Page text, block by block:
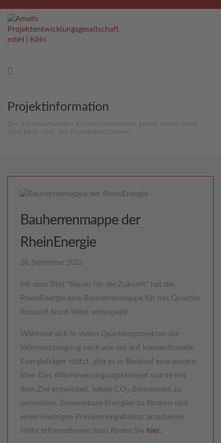
Projektinformation
Die untenstehenden Kurzinformationen geben Ihnen einen
Überblick über das Projektgeschehen.
Bauherrenmappe der
RheinEnergie
28. September 2023
Mt dem Titel "Bauen für die Zukunft" hat die
RheinEnergie eine Bauherrenmappe für das Quartier
Rondorf Nord-West entwickelt.
Während sich in vielen Quartiersprojekten die
Wärmeerzeugung nach wie vor auf konventionelle
Energieträger stützt, gibt es in Rondorf eine andere
Idee. Das Wärmeversorgungskonzept wurde mit
dem Ziel entwickelt, lokale CO2-Emissionen zu
vermeiden, Erneuerbare Energien zu fördern und
einen niedrigen Primärenergiefaktor anzubieten.
Mehr Informationen dazu finden Sie hier.